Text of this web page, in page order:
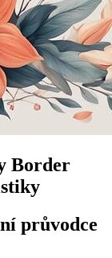
Border
průvodce